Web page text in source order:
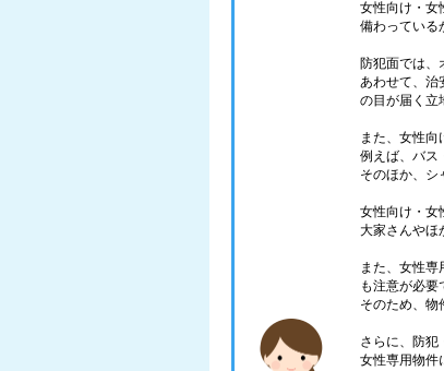
女性向け・女
備わっている
防犯面では、
あわせて、治
の目が届く立
また、女性向
例えば、バス
そのほか、シ
女性向け・女
大家さんやほ
また、女性専
も注意が必要
そのため、物
さらに、防犯
女性専用物件